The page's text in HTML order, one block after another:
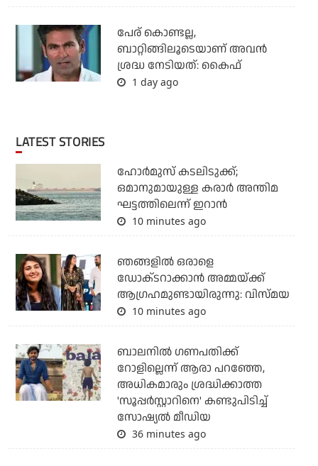
പേര് കൊണ്ടല്ല,
ബാറ്റിങ്ങിലൂടെയാണ് അവൻ
ശ്രദ്ധ നേടിയത്: കൈഫ്
1 day ago
LATEST STORIES
ഹോര്‍മുസ് കടലിടുക്ക്;
ഒമാനുമായുള്ള കരാര്‍ അന്തിമ
ഘട്ടത്തിലെന്ന് ഇറാന്‍
10 minutes ago
ഞങ്ങളിൽ ഒരാളെ
ഡോക്‌ടറാക്കാൻ അമ്മയ്ക്ക്
ആഗ്രഹമുണ്ടായിരുന്നു: വിസ്മയ
10 minutes ago
ബാലനില്‍ ഗണപതിക്ക്
റോളില്ലെന്ന് ആരാ പറഞ്ഞേ,
അധികമാരും ശ്രദ്ധിക്കാത്ത
'സൂപ്പര്‍സ്റ്റാറിനെ' കണ്ടുപിടിച്ച്
സോഷ്യല്‍ മീഡിയ
36 minutes ago